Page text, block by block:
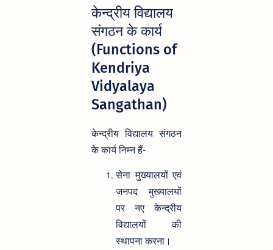
केन्द्रीय विद्यालय
संगठन के कार्य
(Functions of
Kendriya
Vidyalaya
Sangathan)
केन्द्रीय विद्यालय संगठन
के कार्य निम्न हैं-
सेना मुख्यालयों एवं
जनपद मुख्यालयों
पर नए केन्द्रीय
विद्यालयों की
स्थापना करना।